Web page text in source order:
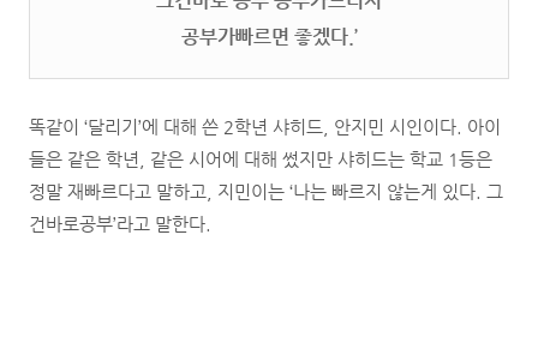
공부가빠르면 좋겠다.’
똑같이 ‘달리기’에 대해 쓴 2학년 샤히드, 안지민 시인이다. 아이
들은 같은 학년, 같은 시어에 대해 썼지만 샤히드는 학교 1등은
정말 재빠르다고 말하고, 지민이는 ‘나는 빠르지 않는게 있다. 그
건바로공부’라고 말한다.